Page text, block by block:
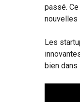
passé.
nouvelles
Les
bien